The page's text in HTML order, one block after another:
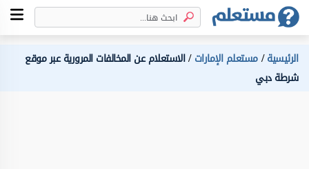
الرئيسية مستعلم الإمارات الاستعلام عن المخالفات المرورية عبر موقع
شرطة دبي